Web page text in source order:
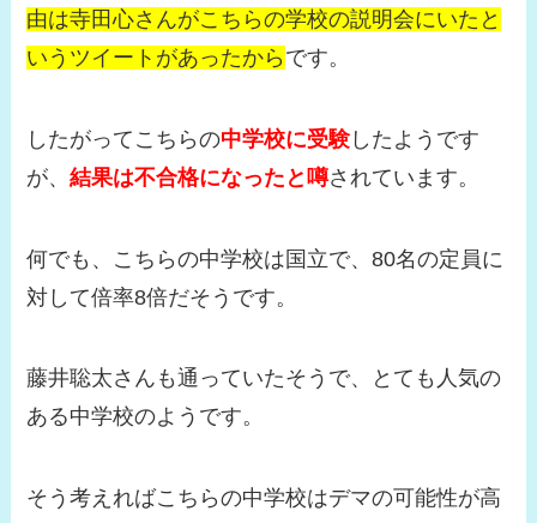
由は寺田心さんがこちらの学校の説明会にいたと
いうツイートがあったから です。
したがってこちらの中学校に受験 したようです
が、結果は不合格になったと噂されています。
何でも、こちらの中学校は国立で、80名の定員に
対して倍率8倍だそうです。
藤井聡太さんも通っていたそうで、とても人気の
ある中学校のようです。
そう考えればこちらの中学校はデマの可能性が高